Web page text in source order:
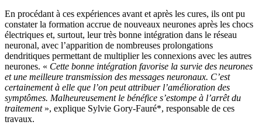
En procédant à ces expériences avant et après les cures, ils ont pu
constater la formation accrue de nouveaux neurones après les chocs
électriques et, surtout, leur très bonne intégration dans le réseau
neuronal, avec l’apparition de nombreuses prolongations
dendritiques permettant de multiplier les connexions avec les autres
neurones. « Cette bonne intégration favorise la survie des neurones
et une meilleure transmission des messages neuronaux. C’est
certainement à elle que l’on peut attribuer l’amélioration des
symptômes. Malheureusement le bénéfice s’estompe à l’arrêt du
traitement», explique Sylvie Gory-Fauré*, responsable de ces
travaux.